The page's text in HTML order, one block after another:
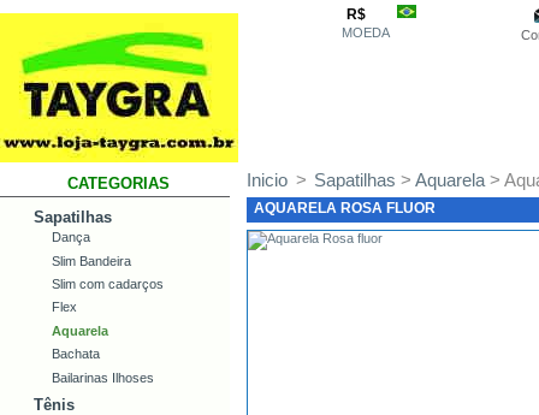
R$
MOEDA
CATEGORIAS
Sapatilhas
Dança
Slim Bandeira
Slim com cadarços
Flex
Aquarela
Bachata
Bailarinas Ilhoses
Tênis
Inicio > Sapatilhas >Aquarela >
AQUARELA ROSA FLUOR